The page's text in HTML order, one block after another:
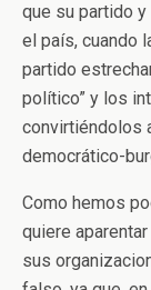
que su partido
el país, cuando
partido
político” y los
convirtiéndolos
democrático-
Como hemos
quiere
sus